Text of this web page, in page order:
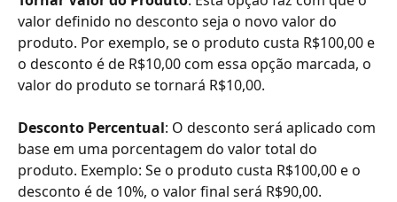
valor definido no desconto seja o novo valor do
produto. Por exemplo, se o produto custa R$100,00 e
o desconto é de R$10,00 com essa opção marcada, o
valor do produto se tornará R$10,00.
Desconto Percentual: O desconto será aplicado com
base em uma porcentagem do valor total do
produto. Exemplo: Se o produto custa R$100,00 e o
desconto é de 10%, o valor final será R$90,00.